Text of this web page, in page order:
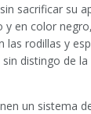
sacrificar su
y en color
las rodillas y
distingo de la
un sistema